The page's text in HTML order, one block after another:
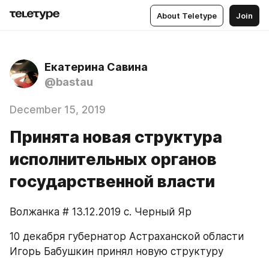
About Teletype Join
Екатерина Савина
@bastau
December 15, 2019
Принята новая структура
исполнительных органов
государственной власти
Волжанка # 13.12.2019 с. Черный Яр
10 декабря губернатор Астраханской области
Игорь Бабушкин принял новую структуру